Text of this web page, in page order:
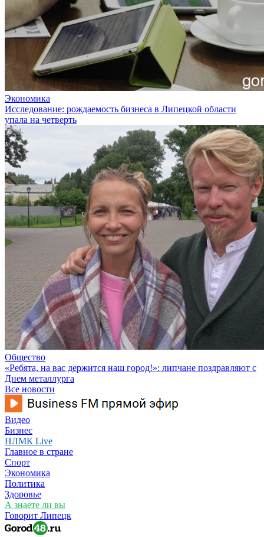
Экономика
Исследование: рождаемость бизнеса в Липецкой области
упала на четверть
Общество
«Ребята, на вас держится наш город!»: липчане поздравляют с
Днем металлурга
Все новости
Видео
Бизнес
НЛМК Live
Главное в стране
Спорт
Экономика
Политика
Здоровье
А знаете ли вы
Говорит Липецк